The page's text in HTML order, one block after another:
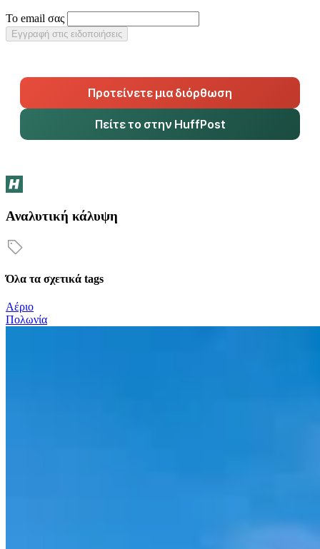
Το email σας
Εγγραφή στις ειδοποιήσεις
Προτείνετε μια διόρθωση
Πείτε το στην HuffPost
Αναλυτική κάλυψη
Όλα τα σχετικά tags
Αέριο
Πολωνία